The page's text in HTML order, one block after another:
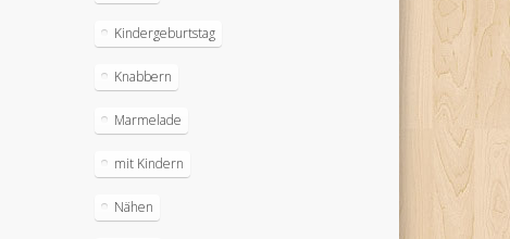
Kindergeburtstag
Knabbern
Marmelade
mit Kindern
Nähen